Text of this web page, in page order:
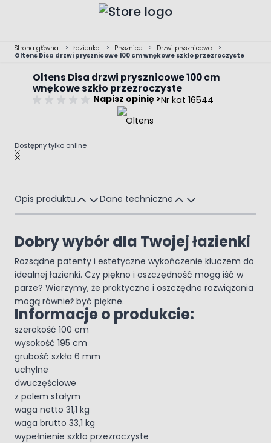
Strona główna > Łazienka > Prysznice > Drzwi prysznicowe
>
Oltens Disa drzwi prysznicowe 100 cm wnękowe szkło przezroczyste
Oltens Disa drzwi prysznicowe 100 cm
wnękowe szkło przezroczyste
Napisz opinię >Nr kat 16544
Dostępny tylko online
Main image
Click to view image in fullscreen
Opis produktu Dane techniczne
Dobry wybór dla Twojej łazienki
Rozsądne patenty i estetyczne wykończenie kluczem do
idealnej łazienki. Czy piękno i oszczędność mogą iść w
parze? Wierzymy, że praktyczne i oszczędne rozwiązania
mogą również być piękne.
Informacje o produkcie:
szerokość 100 cm
wysokość 195 cm
grubość szkła 6 mm
uchylne
dwuczęściowe
z polem stałym
waga netto 31,1 kg
waga brutto 33,1 kg
wypełnienie szkło przezroczyste